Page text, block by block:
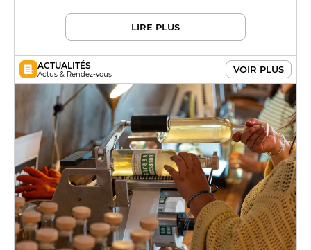
LIRE PLUS
ACTUALITÉS
Actus & Rendez-vous VOIR PLUS